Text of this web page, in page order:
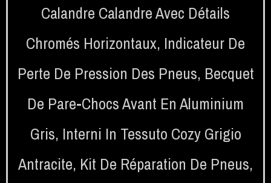
Calandre Calandre Avec Détails
Chromés Horizontaux, Indicateur De
Perte De Pression Des Pneus, Becquet
De Pare-Chocs Avant En Aluminium
Gris, Interni In Tessuto Cozy Grigio
Antracite, Kit De Réparation De Pneus,